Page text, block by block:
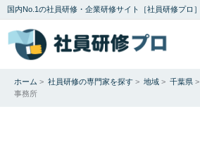
国内No.1の社員研修・企業研修サイト［社員研修プロ］
ホーム > 社員研修の専門家を探す > 地域 > 千葉県 >
事務所